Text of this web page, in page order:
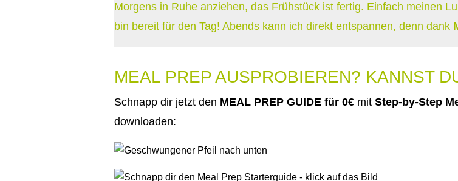
Morgens in Ruhe anziehen, das Frühstück ist fertig. Einfach meinen
bin bereit für den Tag! Abends kann ich direkt entspannen, denn dank
MEAL PREP AUSPROBIEREN? KANNST
Schnapp dir jetzt den MEAL PREP GUIDE für 0€ mitStep-by-Step
downloaden: